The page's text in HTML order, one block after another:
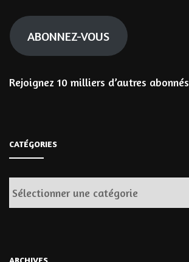
mail
ABONNEZ-VOUS
Rejoignez 10 milliers d’autres abonnés
CATÉGORIES
Catégories
ARCHIVES